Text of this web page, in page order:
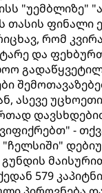
"უემბლიზე"
თასის ფინალი
რომ
და
ასევე
-
579